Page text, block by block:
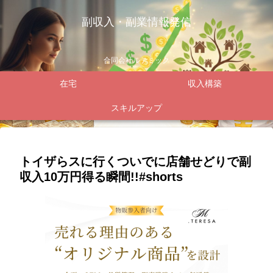
副収入・副業情報発信
合同会社ルテミック
在宅 収入構築
スキルアップ
トイザらスに行くついでに店舗せどりで副
収入10万円得る瞬間!!#shorts